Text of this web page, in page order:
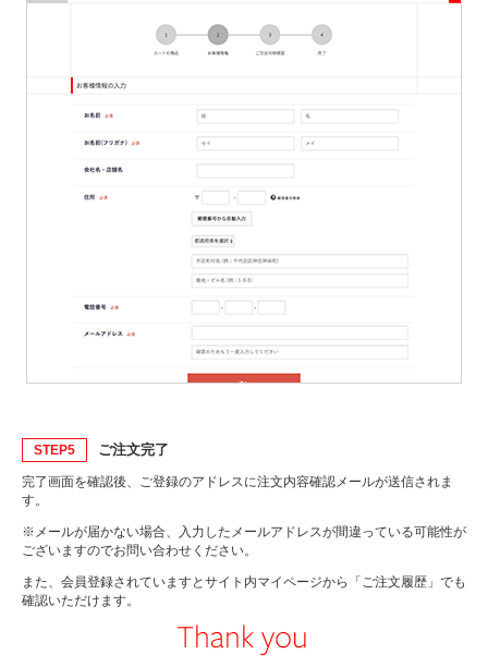
STEP5 ご注文完了
完了画面を確認後、ご登録のアドレスに注文内容確認メールが送信されま
す。
※メールが届かない場合、入力したメールアドレスが間違っている可能性が
ございますのでお問い合わせください。
また、会員登録されていますとサイト内マイページから「ご注文履歴」でも
確認いただけます。